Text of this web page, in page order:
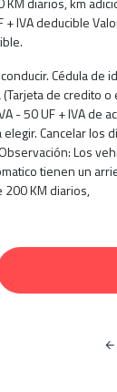
+ IVA deducible
Cédula de
de credito o
- 50 UF + IVA de
Cancelar los
Los
tienen un
KM diarios,